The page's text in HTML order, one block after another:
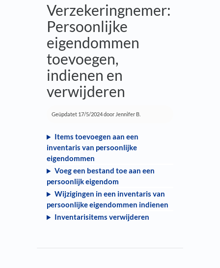
Verzekeringnemer:
Persoonlijke
eigendommen
toevoegen,
indienen en
verwijderen
Geüpdatet 17/5/2024door Jennifer B.
Items toevoegen aan een
inventaris van persoonlijke
eigendommen
Voeg een bestand toe aan een
persoonlijk eigendom
Wijzigingen in een inventaris van
persoonlijke eigendommen indienen
Inventarisitems verwijderen